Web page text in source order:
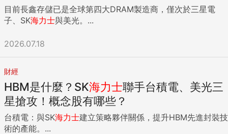
目前長鑫存儲已是全球第四大DRAM製造商，僅次於三星電
子、SK海力士與美光。...
2026.07.18
財經
HBM是什麼？SK海力士聯手台積電、美光三
星搶攻！概念股有哪些？
台積電：與SK海力士建立策略夥伴關係，提升HBM先進封裝技
術的產能。...